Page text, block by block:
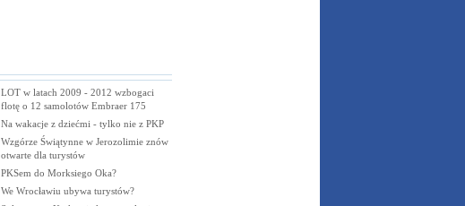
LOT w latach 2009 - 2012 wzbogaci
flotę o 12 samolotów Embraer 175
Na wakacje z dziećmi - tylko nie z PKP
Wzgórze Świątynne w Jerozolimie znów
otwarte dla turystów
PKSem do Morksiego Oka?
We Wrocławiu ubywa turystów?